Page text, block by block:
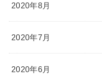
2020年8月
2020年7月
2020年6月